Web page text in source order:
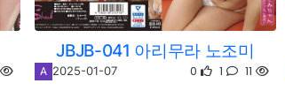
JBJB-041 아리무라 노조미
A 2025-01-07 0 1 11